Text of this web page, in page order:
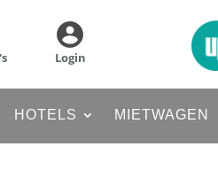
Login
HOTELS MIETWAGEN